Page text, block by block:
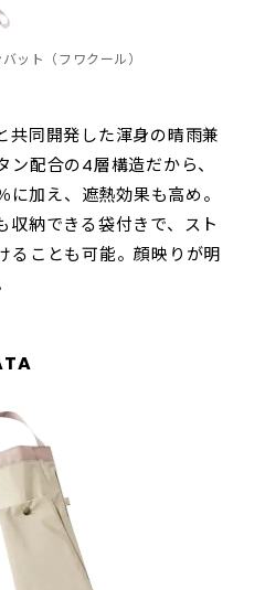
ット（フワクール）
共同開発した渾身の晴雨兼
配合の4層構造だから、
加え、遮熱効果も高め。
収納できる袋付きで、スト
ることも可能。顔映りが明